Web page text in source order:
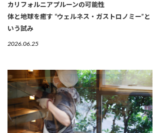
カリフォルニアプルーンの可能性
体と地球を癒す “ウェルネス・ガストロノミー”と
いう試み
2026.06.25